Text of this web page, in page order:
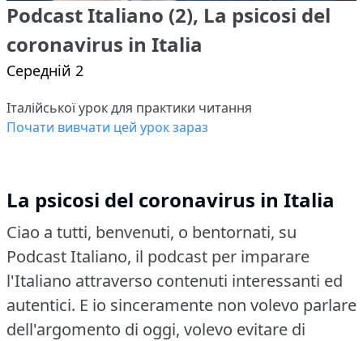
Podcast Italiano (2), La psicosi del
coronavirus in Italia
Середній 2
Італійської урок для практики читання
Почати вивчати цей урок зараз
La psicosi del coronavirus in Italia
Ciao a tutti, benvenuti, o bentornati, su
Podcast Italiano, il podcast per imparare
l'Italiano attraverso contenuti interessanti ed
autentici. E io sinceramente non volevo parlare
dell'argomento di oggi, volevo evitare di